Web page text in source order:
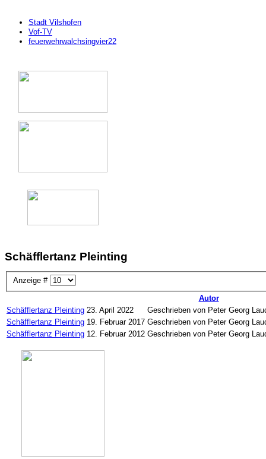
Stadt Vilshofen
Vof-TV
feuerwehrwalchsingvier22
Schäfflertanz Pleinting
Anzeige #
Autor
Schäfflertanz Pleinting 23. April 2022
Geschrieben von Peter Georg
Schäfflertanz Pleinting 19. Februar 2017 Geschrieben von Peter Georg
Schäfflertanz Pleinting 12. Februar 2012 Geschrieben von Peter Georg